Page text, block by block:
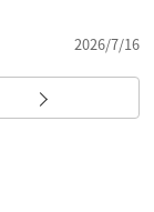
2026/7/16